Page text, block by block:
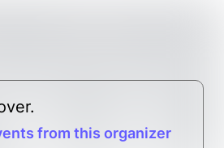
from this organizer